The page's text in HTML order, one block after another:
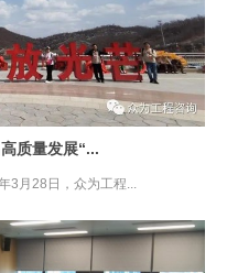
质量发展“...
3月28日，众为工程...